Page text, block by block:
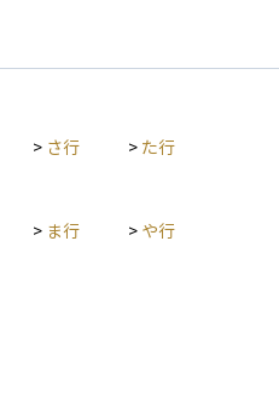
> さ行 > た行
> ま行 > や行